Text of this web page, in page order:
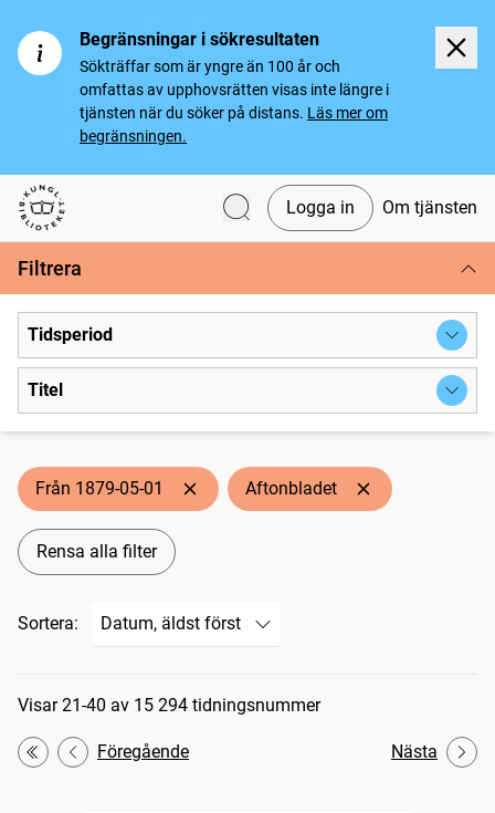
Begränsningar i sökresultaten
Sökträffar som är yngre än 100 år och
omfattas av upphovsrätten visas inte längre i
tjänsten när du söker på distans. Läs mer om
begränsningen.
Svenska tidningar
Logga in Om tjänsten
Filtrera
Tidsperiod
Titel
Från 1879-05-01 Aftonbladet
Rensa alla filter
Sortera:
Sökresultat
Visar 21-40 av 15 294 tidningsnummer
Första
Föregående Nästa